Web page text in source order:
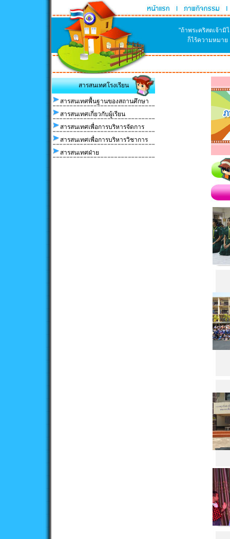
"ถ้าพระคริสตเจ้า
ก็ไร้ความหมาย
สารสนเทศโรงเรียน
สารสนเทศพื้นฐานของสถานศึกษา
สารสนเทศเกี่ยวกับผู้เรียน
สารสนเทศเพื่อการบริหารจัดการ
สารสนเทศเพื่อการบริหารวิชาการ
สารสนเทศฝ่าย
พ